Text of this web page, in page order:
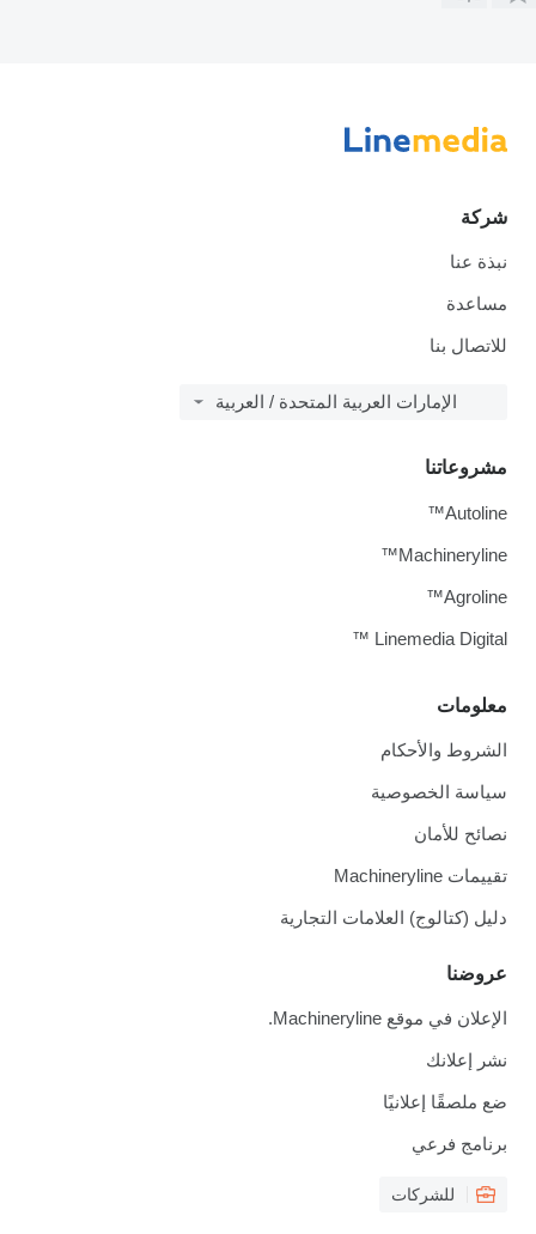
شركة
نبذة عنا
مساعدة
للاتصال بنا
الإمارات العربية المتحدة / العربية
معلومات
الشروط والأحكام
سياسة الخصوصية
نصائح للأمان
تقييمات Machineryline
دليل (كتالوج) العلامات التجارية
عروضنا
الإعلان في موقع Machineryline.
نشر إعلانك
ضع ملصقًا إعلانيًا
برنامج فرعي
للشركات
مشروعاتنا
Autoline™
Machineryline™
Agroline™
Linemedia Digital ™